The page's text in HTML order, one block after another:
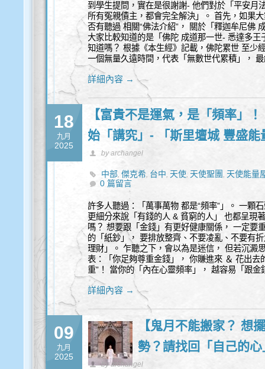
到學生提問，實在是很謝謝- 他們對於「平安月
所有冤親債主，都會完全解決」。 首先，如果
否有聽過 相關“佛法介紹”， 關於「釋迦牟尼佛
大家比較知道的是「佛陀 成道那一世- 悉達多
知道嗎？ 根據《本生經》記載，佛陀累世 至少
一個無量久遠時間，代表「無數世代累積」，
詳細內容 →
18
九月
2025
【富貴不是運氣，是「頻率」
始「講究」- 「斯里壇城 豐盛
by archangel
中部,傑克希, 台中, 天使, 天使聖團, 天使能量
0 篇留言
許多人聽過：「萬事萬物 都是“頻率”」。 一顆
更細分來說「有錢的人 & 貧窮的人」 也都呈現
嗎？ 想要跟「金錢」有更好健康關係， 一定要
的「紙鈔」， 要排放整齊、不要凌亂、不要有
理財」。 乍聽之下，會以為是迷信， 但若沉澱
表：「你足夠尊重金錢」， 你賺進來 ＆ 花出去
重”！ 當你的「內在心靈頻率」， 越容易「跟
詳細內容 →
09
九月
2025
【鬼月不能搬家？ 想
勢？請找回「自己的
by archangel